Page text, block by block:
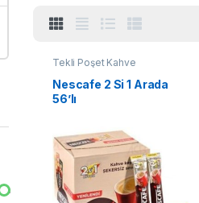
Tekli Poşet Kahve
Nescafe 2 Si 1 Arada
56’lı